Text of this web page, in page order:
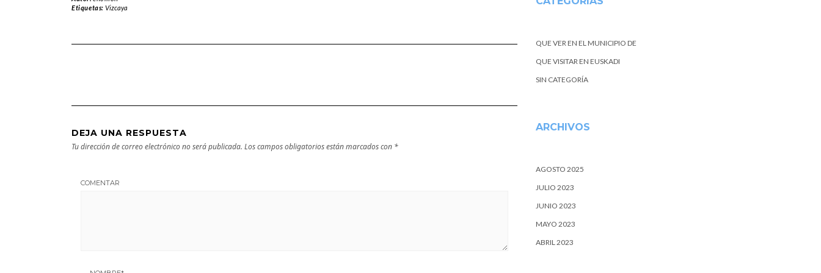
Arantzazu en
Guía turística y
próxima
Etiquetas: Vizcaya
DEJA UNA RESPUESTA
Tu dirección de correo electrónico no será publicada. Los campos obligatorios están marcados con *
COMENTAR
QUE VER EN EL MUNICIPIO DE
QUE VISITAR EN EUSKADI
SIN CATEGORÍA
ARCHIVOS
AGOSTO 2025
JULIO 2023
JUNIO 2023
MAYO 2023
ABRIL 2023